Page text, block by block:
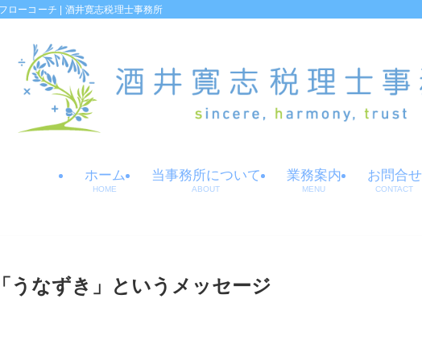
ローコーチ | 酒井寛志税理士事務所
ホーム
HOME
当事務所について
ABOUT
業務案内
MENU
お問合せ
CONTACT
うなずき」というメッセージ